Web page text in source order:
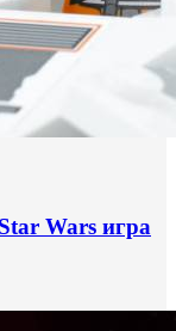
Wars игра